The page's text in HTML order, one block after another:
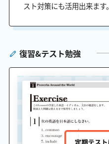
スト対策にも活用出来ます。
復習&テスト勉強